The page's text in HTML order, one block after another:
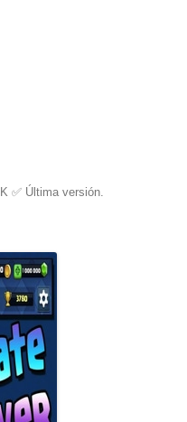
✅️ Última versión.